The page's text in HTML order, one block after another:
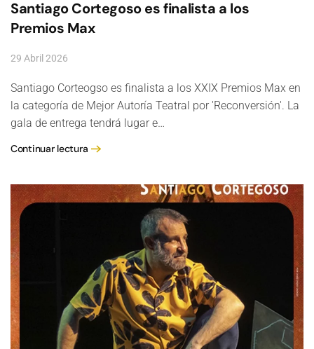
Santiago Cortegoso es finalista a los
Premios Max
29 Abril 2026
Santiago Corteogso es finalista a los XXIX Premios Max en
la categoría de Mejor Autoría Teatral por 'Reconversión'. La
gala de entrega tendrá lugar e…
Continuar lectura